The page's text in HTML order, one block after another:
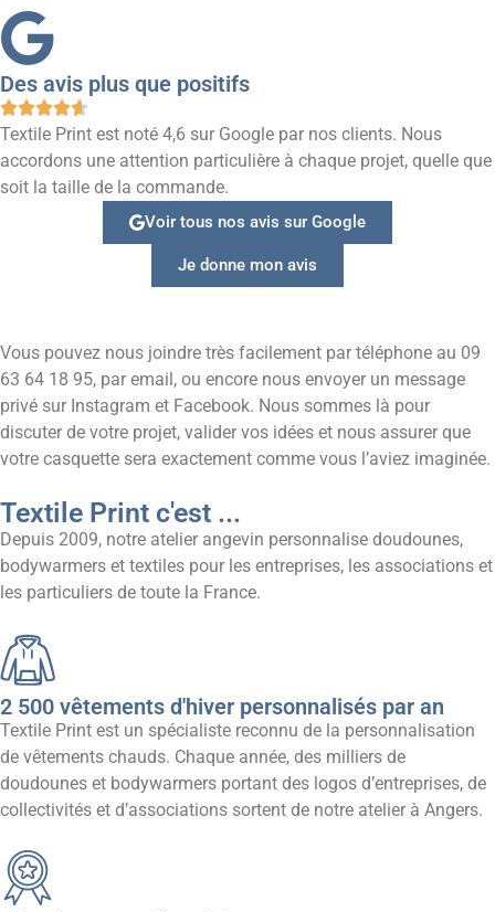
Des avis plus que positifs
Textile Print est noté 4,6 sur Google par nos clients. Nous
accordons une attention particulière à chaque projet, quelle que
soit la taille de la commande.
Voir tous nos avis sur Google
Je donne mon avis
Vous pouvez nous joindre très facilement par téléphone au 09
63 64 18 95, par email, ou encore nous envoyer un message
privé sur Instagram et Facebook. Nous sommes là pour
discuter de votre projet, valider vos idées et nous assurer que
votre casquette sera exactement comme vous l’aviez imaginée.
Textile Print c'est ...
Depuis 2009, notre atelier angevin personnalise doudounes,
bodywarmers et textiles pour les entreprises, les associations et
les particuliers de toute la France.
2 500 vêtements d'hiver personnalisés par an
Textile Print est un spécialiste reconnu de la personnalisation
de vêtements chauds. Chaque année, des milliers de
doudounes et bodywarmers portant des logos d’entreprises, de
collectivités et d’associations sortent de notre atelier à Angers.